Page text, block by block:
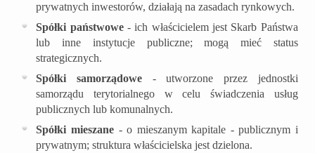
prywatnych inwestorów, działają na zasadach rynkowych.
Spółki państwowe- ich właścicielem jest Skarb Państwa
lub inne instytucje publiczne; mogą mieć status
strategicznych.
Spółki samorządowe - utworzone przez jednostki
samorządu terytorialnego w celu świadczenia usług
publicznych lub komunalnych.
Spółki mieszane - o mieszanym kapitale - publicznym i
prywatnym; struktura właścicielska jest dzielona.